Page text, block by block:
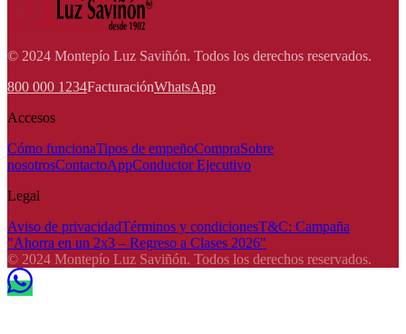
© 2024 Montepío Luz Saviñón. Todos los derechos reservados.
800 000 1234FacturaciónWhatsApp
Accesos
Cómo funcionaTipos de empeñoCompraSobre
nosotrosContactoAppConductor Ejecutivo
Legal
Aviso de privacidadTérminos y condicionesT&C: Campaña
"Ahorra en un 2x3 – Regreso a Clases 2026"
© 2024 Montepío Luz Saviñón. Todos los derechos reservados.